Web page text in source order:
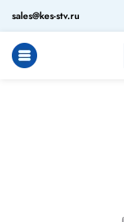
sales@kes-stv.ru